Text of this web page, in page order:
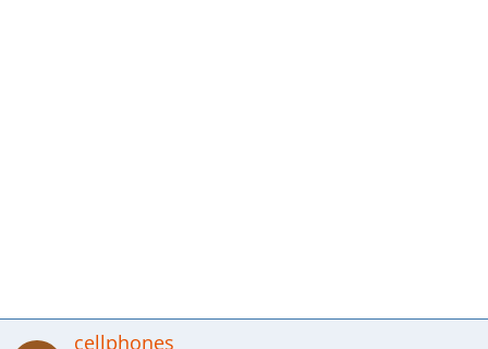
cellphones